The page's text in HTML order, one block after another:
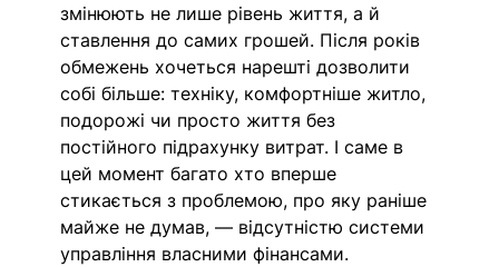
змінюють не лише рівень життя, а й
ставлення до самих грошей. Після років
обмежень хочеться нарешті дозволити
собі більше: техніку, комфортніше житло,
подорожі чи просто життя без
постійного підрахунку витрат. І саме в
цей момент багато хто вперше
стикається з проблемою, про яку раніше
майже не думав, — відсутністю системи
управління власними фінансами.